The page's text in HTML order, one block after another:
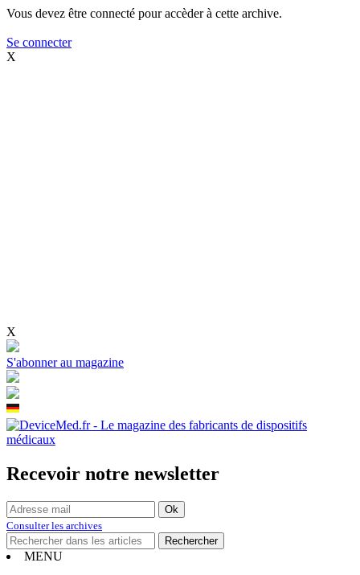
Vous devez être connecté pour accèder à cette archive.
Se connecter
X
X
S'abonner au magazine
Recevoir notre newsletter
Consulter les archives
MENU